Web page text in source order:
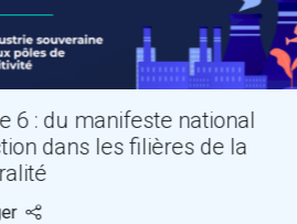
6 : du manifeste national
dans les filières de la